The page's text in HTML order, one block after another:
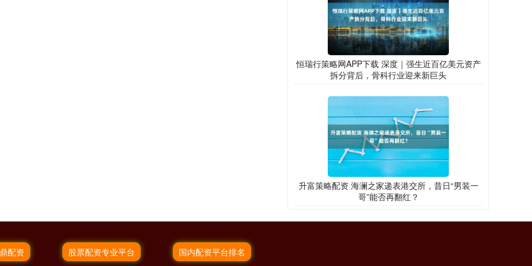
恒瑞行策略网APP下载 深度｜强生近百亿美元资产
拆分背后，骨科行业迎来新巨头
升富策略配资 海澜之家递表港交所，昔日“男装一
哥”能否再翻红？
配资 股票配资专业平台 国内配资平台排名